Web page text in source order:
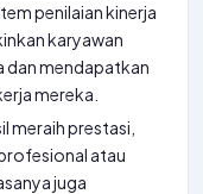
penilaian kinerja
karyawan
dan mendapatkan
mereka.
meraih prestasi,
atau
juga